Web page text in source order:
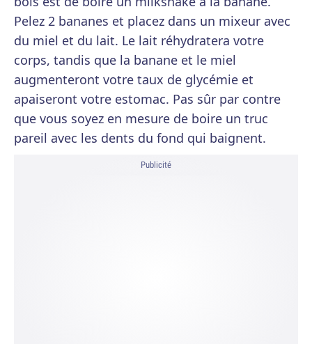
Pelez 2 bananes et placez dans un mixeur avec
du miel et du lait. Le lait réhydratera votre
corps, tandis que la banane et le miel
augmenteront votre taux de glycémie et
apaiseront votre estomac. Pas sûr par contre
que vous soyez en mesure de boire un truc
pareil avec les dents du fond qui baignent.
Publicité